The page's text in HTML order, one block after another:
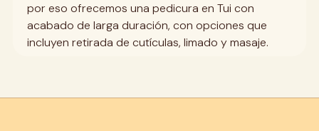
por eso ofrecemos una pedicura en Tui con
acabado de larga duración, con opciones que
incluyen retirada de cutículas, limado y masaje.